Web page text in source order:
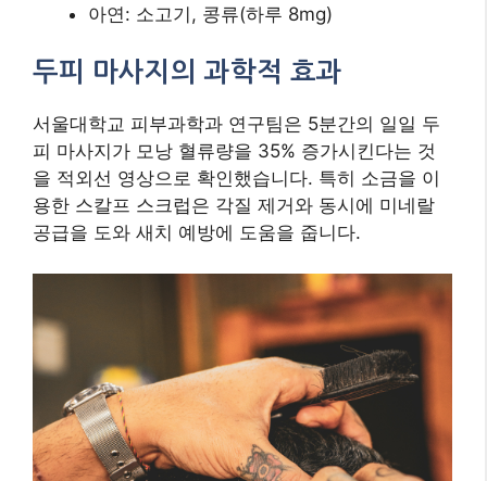
아연: 소고기, 콩류(하루 8mg)
두피 마사지의 과학적 효과
서울대학교 피부과학과 연구팀은 5분간의 일일 두
피 마사지가 모낭 혈류량을 35% 증가시킨다는 것
을 적외선 영상으로 확인했습니다. 특히 소금을 이
용한 스칼프 스크럽은 각질 제거와 동시에 미네랄
공급을 도와 새치 예방에 도움을 줍니다.